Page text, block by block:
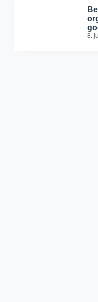
8.